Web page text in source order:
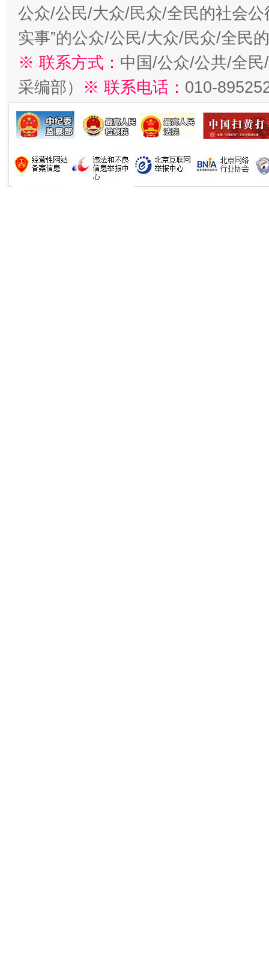
公众/公民/大众/民众/全民的社会公
实事”的公众/公民/大众/民众/全民
※ 联系方式： 中国/公众/公共/全
采编部） ※ 联系电话： 010-